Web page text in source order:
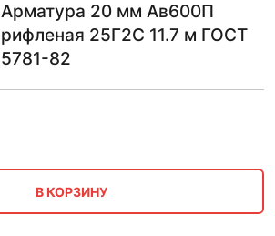
Арматура 20 мм Ав600П
рифленая 25Г2С 11.7 м ГОСТ
5781-82
В КОРЗИНУ